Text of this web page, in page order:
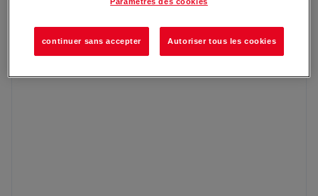
continuer sans accepter Autoriser tous les cookies